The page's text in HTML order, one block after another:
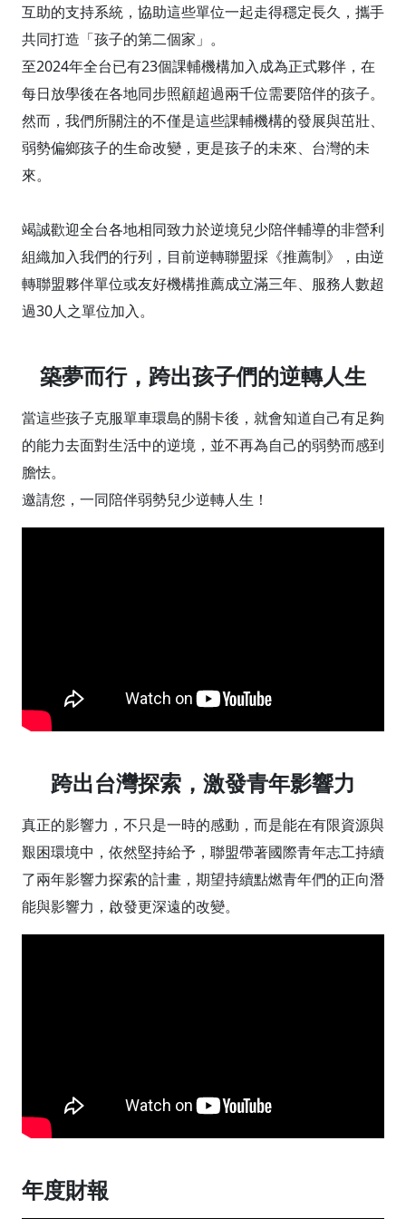
互助的支持系統，協助這些單位一起走得穩定長久，攜手
共同打造「孩子的第二個家」。
至2024年全台已有23個課輔機構加入成為正式夥伴，在
每日放學後在各地同步照顧超過兩千位需要陪伴的孩子。
然而，我們所關注的不僅是這些課輔機構的發展與茁壯、
弱勢偏鄉孩子的生命改變，更是孩子的未來、台灣的未
來。
竭誠歡迎全台各地相同致力於逆境兒少陪伴輔導的非營利
組織加入我們的行列，目前逆轉聯盟採《推薦制》，由逆
轉聯盟夥伴單位或友好機構推薦成立滿三年、服務人數超
過30人之單位加入。
築夢而行，跨出孩子們的逆轉人生
當這些孩子克服單車環島的關卡後，就會知道自己有足夠
的能力去面對生活中的逆境，並不再為自己的弱勢而感到
膽怯。
邀請您，一同陪伴弱勢兒少逆轉人生！
跨出台灣探索，激發青年影響力
真正的影響力，不只是一時的感動，而是能在有限資源與
艱困環境中，依然堅持給予，聯盟帶著國際青年志工持續
了兩年影響力探索的計畫，期望持續點燃青年們的正向潛
能與影響力，啟發更深遠的改變。
年度財報